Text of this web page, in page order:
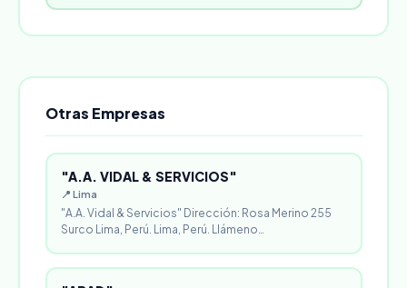
Otras Empresas
"A.A. VIDAL & SERVICIOS"
📍 Lima
"A.A. Vidal & Servicios" Dirección: Rosa Merino 255
Surco Lima, Perú. Lima, Perú. Llámeno…